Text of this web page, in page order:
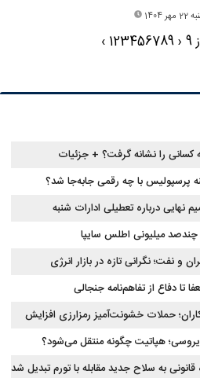
1404
‹
123456789
›
کسانی را نشانه گرفت؟ + جزئیات
پرسپولیس با چه رقمی جابه‌جا شد؟
نهایی درباره تعطیلی ادارات شنبه
چندصد میلیونی اطلس سایپا
و نفت؛ نگرانی تازه در بازار انرژی
دفاع از تفاهم‌نامه جنجالی
حملات خشونت‌آمیز رمزارزی افزایش
هپاتیت چگونه منتقل می‌شود؟
به سلاح جدید مقابله با تورم تبدیل شد